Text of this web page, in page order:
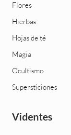
Flores
Hierbas
Hojas de té
Magia
Ocultismo
Supersticiones
Videntes